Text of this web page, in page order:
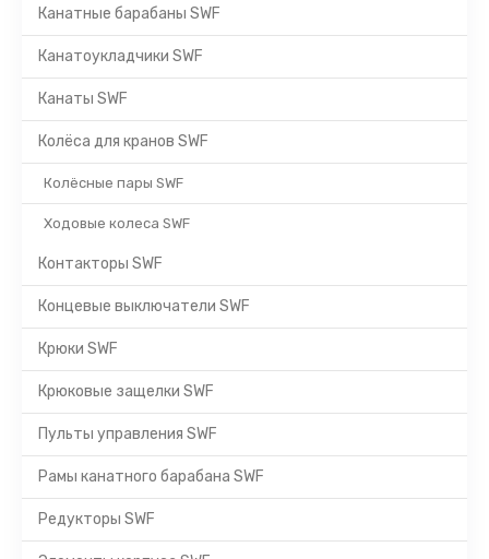
Канатные барабаны SWF
Канатоукладчики SWF
Канаты SWF
Колёса для кранов SWF
Колёсные пары SWF
Ходовые колеса SWF
Контакторы SWF
Концевые выключатели SWF
Крюки SWF
Крюковые защелки SWF
Пульты управления SWF
Рамы канатного барабана SWF
Редукторы SWF